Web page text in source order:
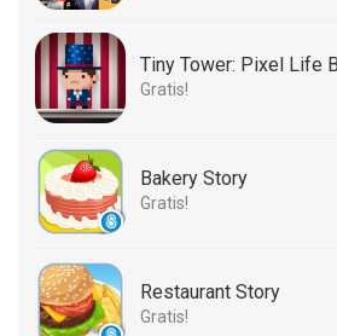
Tiny Tower: Pixel Life
Gratis!
Bakery Story
Gratis!
Restaurant Story
Gratis!